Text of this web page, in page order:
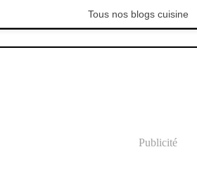
Tous nos blogs cuisine
Publicité